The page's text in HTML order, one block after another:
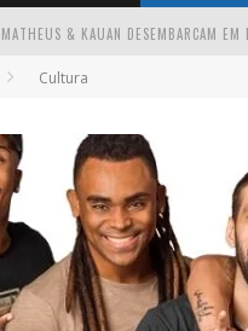
APÓS SAIR DA KONDZILLA, DJ DANNY
Cultura